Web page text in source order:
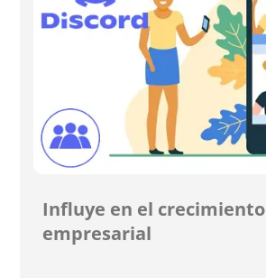
Influye en el crecimiento
empresarial